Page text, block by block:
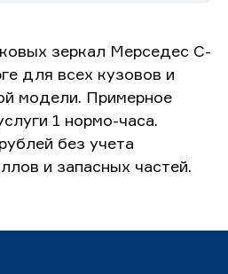
зеркал Мерседес C-
для всех кузовов и
модели. Примерное
1 нормо-часа.
без учета
и запасных частей.